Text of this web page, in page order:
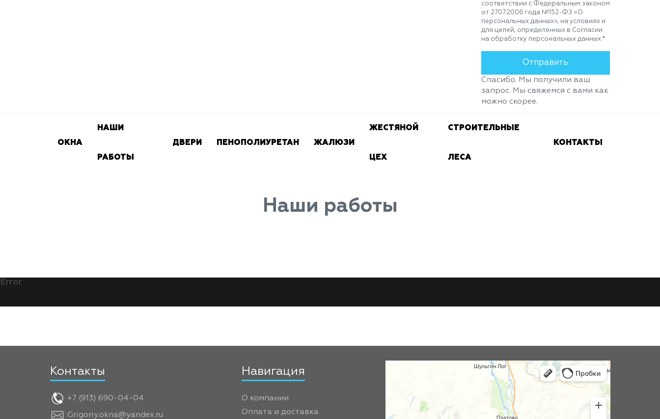
соответствии с Федеральным законом
от 27.07.2006 года №152-ФЗ «О
персональных данных», на условиях и
для целей, определенных в Согласии
на обработку персональных данных *
Спасибо. Мы получили ваш
запрос. Мы свяжемся с вами как
можно скорее.
ОКНА
НАШИ
РАБОТЫ
ДВЕРИ ПЕНОПОЛИУРЕТАН ЖАЛЮЗИ
ЖЕСТЯНОЙ
ЦЕХ
СТРОИТЕЛЬНЫЕ
ЛЕСА
КОНТАКТЫ
Наши работы
Error
Контакты
+7 (913) 690-04-04
Grigoriy.okna@yandex.ru
Навигация
О компании
Оплата и доставка